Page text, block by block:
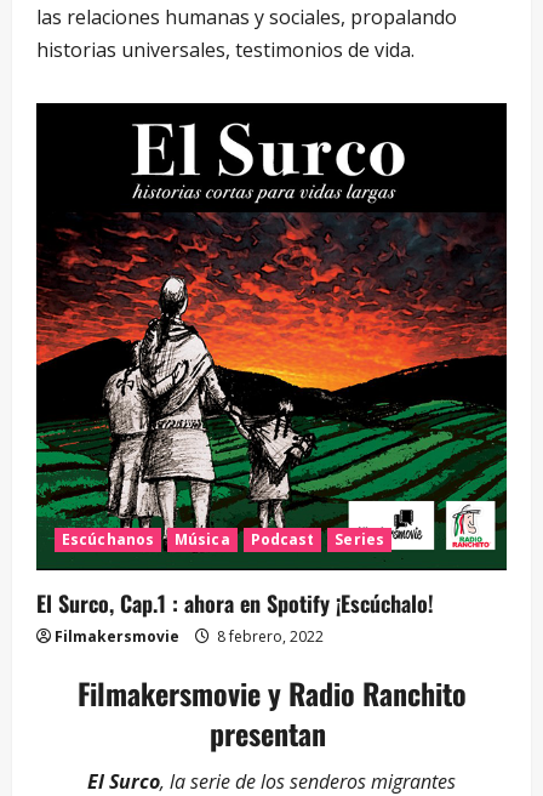
las relaciones humanas y sociales, propalando
historias universales, testimonios de vida.
Escúchanos Música Podcast Series
El Surco, Cap.1 : ahora en Spotify ¡Escúchalo!
Filmakersmovie 8 febrero, 2022
Filmakersmovie y Radio Ranchito
presentan
El Surco, la serie de los senderos migrantes